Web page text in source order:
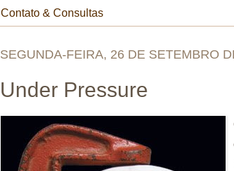
Contato & Consultas
SEGUNDA-FEIRA, 26 DE SETEMBRO
Under Pressure